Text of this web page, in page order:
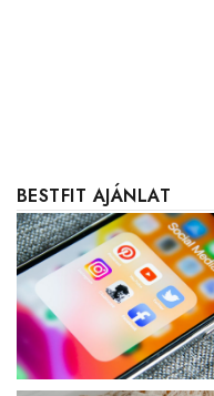
BESTFIT AJÁNLAT